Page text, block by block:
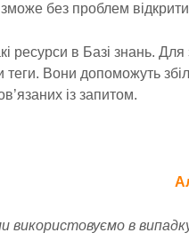
зможе без проблем
ресурси в Базі знань.
теги. Вони допоможуть
із запитом.
використовуємо в